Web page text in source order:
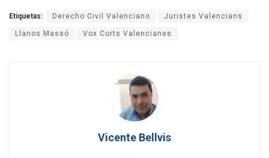
Etiquetas: Derecho Civil Valenciano Juristes Valencians
Llanos Massó Vox Corts Valencianes
Vicente Bellvis